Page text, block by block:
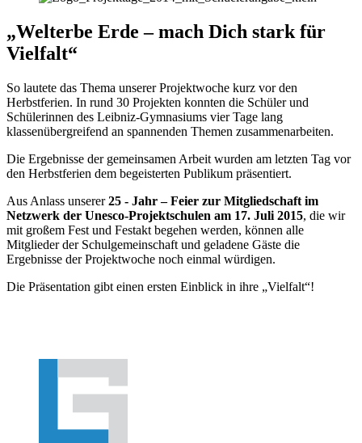
„Welterbe Erde – mach Dich stark für
Vielfalt“
So lautete das Thema unserer Projektwoche kurz vor den
Herbstferien. In rund 30 Projekten konnten die Schüler und
Schülerinnen des Leibniz-Gymnasiums vier Tage lang
klassenübergreifend an spannenden Themen zusammenarbeiten.
Die Ergebnisse der gemeinsamen Arbeit wurden am letzten Tag vor
den Herbstferien dem begeisterten Publikum präsentiert.
Aus Anlass unserer25 - Jahr – Feier zur Mitgliedschaft im
Netzwerk der Unesco-Projektschulen am 17. Juli 2015, die wir
mit großem Fest und Festakt begehen werden, können alle
Mitglieder der Schulgemeinschaft und geladene Gäste die
Ergebnisse der Projektwoche noch einmal würdigen.
Die Präsentation gibt einen ersten Einblick in ihre „Vielfalt“!